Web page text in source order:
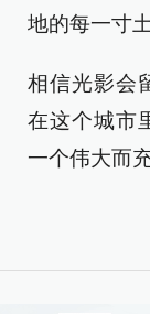
地的每一寸
相信光影会
在这个城市
一个伟大而